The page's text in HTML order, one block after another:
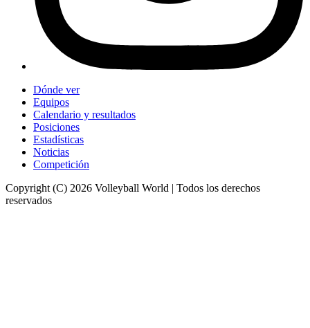
Dónde ver
Equipos
Calendario y resultados
Posiciones
Estadísticas
Noticias
Competición
Copyright (C) 2026 Volleyball World | Todos los derechos
reservados